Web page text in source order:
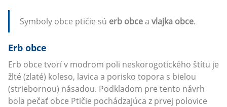
Symboly obce ptičie sú erb obcea vlajka obce.
Erb obce
Erb obce tvorí v modrom poli neskorogotického štítu je
žlté (zlaté) koleso, lavica a porisko topora s bielou
(striebornou) násadou. Podkladom pre tento návrh
bola pečať obce Ptičie pochádzajúca z prvej polovice